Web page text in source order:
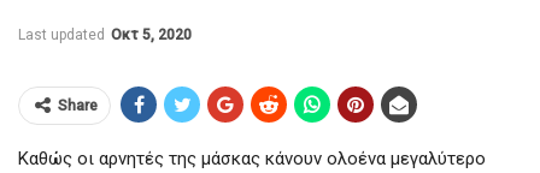
Last updated Οκτ 5, 2020
Share
Καθώς οι αρνητές της μάσκας κάνουν ολοένα μεγαλύτερο